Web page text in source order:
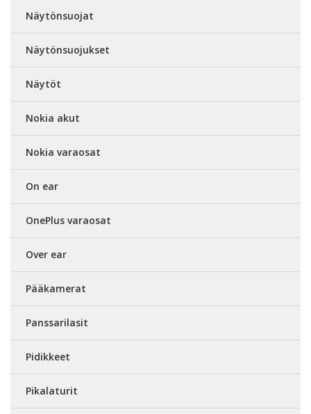
Näytönsuojat
Näytönsuojukset
Näytöt
Nokia akut
Nokia varaosat
On ear
OnePlus varaosat
Over ear
Pääkamerat
Panssarilasit
Pidikkeet
Pikalaturit